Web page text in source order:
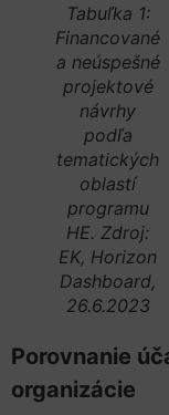
Tabuľka 1:
Financované
a neúspešné
projektové
návrhy
podľa
tematických
oblastí
programu
HE. Zdroj:
EK, Horizon
Dashboard,
26.6.2023
Porovnanie
organizácie